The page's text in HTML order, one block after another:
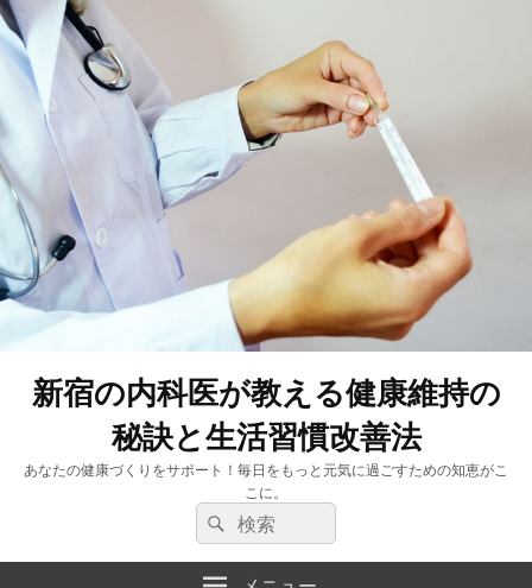
新宿の内科医が教える健康維持の
秘訣と生活習慣改善法
あなたの健康づくりをサポート！毎日をもっと元気に過ごすための知恵がこ
こに。
検
索:
検
索
メニュー